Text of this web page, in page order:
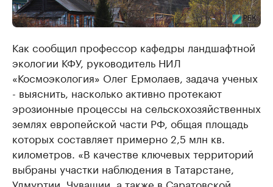
Как сообщил профессор кафедры ландшафтной
экологии КФУ, руководитель НИЛ
«Космоэкология» Олег Ермолаев, задача ученых
- выяснить, насколько активно протекают
эрозионные процессы на сельскохозяйственных
землях европейской части РФ, общая площадь
которых составляет примерно 2,5 млн кв.
километров. «В качестве ключевых территорий
выбраны участки наблюдения в Татарстане,
Удмуртии, Чувашии, а также в Саратовской,